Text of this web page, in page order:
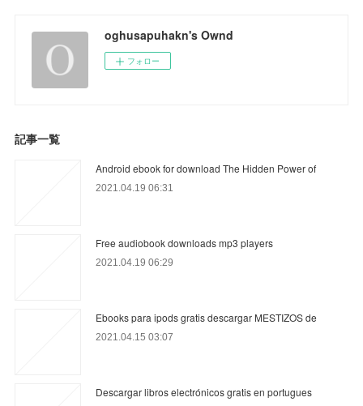
oghusapuhakn's Ownd
フォロー
記事一覧
Android ebook for download The Hidden Power of
2021.04.19 06:31
Free audiobook downloads mp3 players
2021.04.19 06:29
Ebooks para ipods gratis descargar MESTIZOS de
2021.04.15 03:07
Descargar libros electrónicos gratis en portugues